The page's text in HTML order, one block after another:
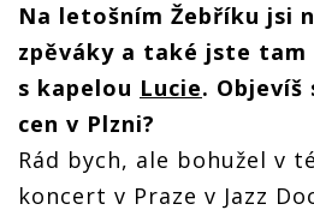
Na letošním Žebříku jsi
zpěváky a také jste tam
s kapelou Lucie. Objevíš
cen v Plzni?
Rád bych, ale bohužel v
koncert v Praze v Jazz